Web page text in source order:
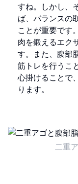
すね。しかし、
ば、バランスの
ことが重要です
肉を鍛えるエク
す。また、腹部
筋トレを行うこ
心掛けることで
ります。
二重